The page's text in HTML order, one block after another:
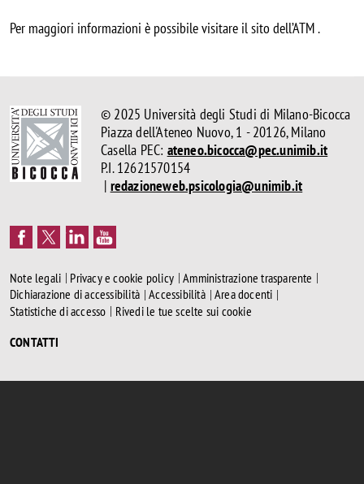
Per maggiori informazioni è possibile visitare il sito dell’ATM .
© 2025 Università degli Studi di Milano-Bicocca
Piazza dell'Ateneo Nuovo, 1 - 20126, Milano
Casella PEC: ateneo.bicocca@pec.unimib.it
P.I. 12621570154
| redazioneweb.psicologia@unimib.it
Note legali Privacy e cookie policy Amministrazione trasparente
Dichiarazione di accessibilità Accessibilità Area docenti
Statistiche di accesso
Rivedi le tue scelte sui cookie
CONTATTI